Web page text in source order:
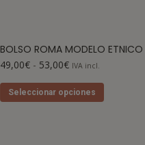
BOLSO ROMA MODELO ETNICO
49,00€ - 53,00€ IVA incl.
Seleccionar opciones